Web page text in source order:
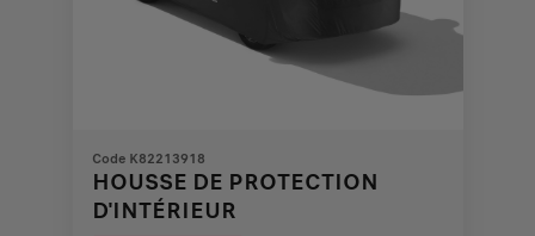
Code K82213918
HOUSSE DE PROTECTION
D'INTÉRIEUR